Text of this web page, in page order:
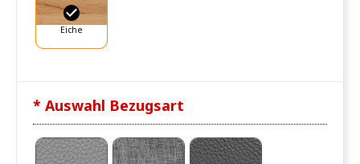
Eiche
* Auswahl Bezugsart